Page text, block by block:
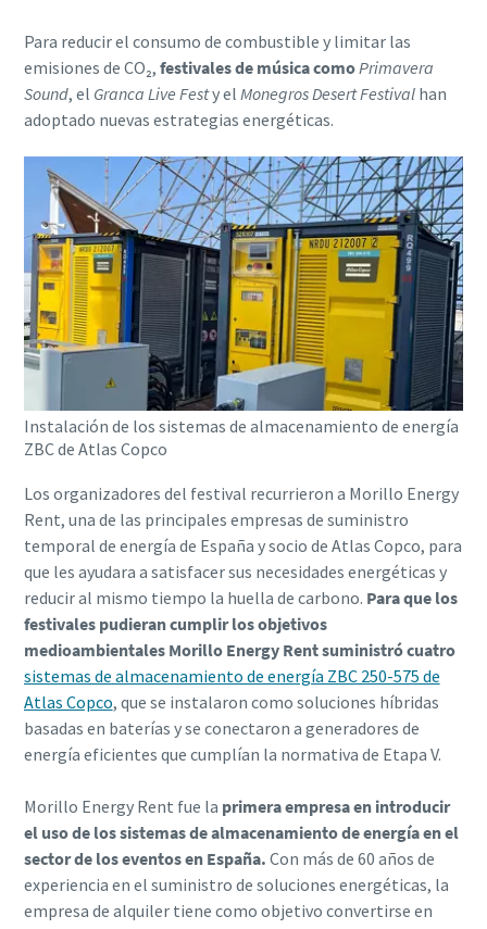
Para reducir el consumo de combustible y limitar las
emisiones de CO₂, festivales de música como Primavera
Sound, el Granca Live Festy el Monegros Desert Festivalhan
adoptado nuevas estrategias energéticas.
Instalación de los sistemas de almacenamiento de energía
ZBC de Atlas Copco
Los organizadores del festival recurrieron a Morillo Energy
Rent, una de las principales empresas de suministro
temporal de energía de España y socio de Atlas Copco, para
que les ayudara a satisfacer sus necesidades energéticas y
reducir al mismo tiempo la huella de carbono. Para que los
festivales pudieran cumplir los objetivos
medioambientales Morillo Energy Rent suministró cuatro
sistemas de almacenamiento de energía ZBC 250-575 de
Atlas Copco, que se instalaron como soluciones híbridas
basadas en baterías y se conectaron a generadores de
energía eficientes que cumplían la normativa de Etapa V.
Morillo Energy Rent fue la primera empresa en introducir
el uso de los sistemas de almacenamiento de energía en el
sector de los eventos en España. Con más de 60 años de
experiencia en el suministro de soluciones energéticas, la
empresa de alquiler tiene como objetivo convertirse en